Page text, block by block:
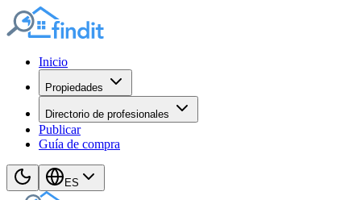
Inicio
Propiedades
Directorio de profesionales
Publicar
Guía de compra
ES